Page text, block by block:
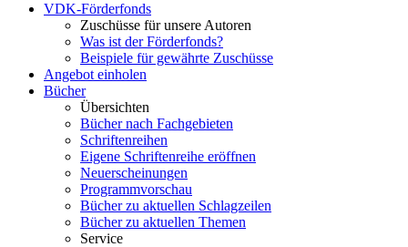
VDK-Förderfonds
Zuschüsse für unsere Autoren
Was ist der Förderfonds?
Beispiele für gewährte Zuschüsse
Angebot einholen
Bücher
Übersichten
Bücher nach Fachgebieten
Schriftenreihen
Eigene Schriftenreihe eröffnen
Neuerscheinungen
Programmvorschau
Bücher zu aktuellen Schlagzeilen
Bücher zu aktuellen Themen
Service